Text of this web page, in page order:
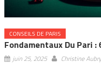
CONSEILS DE PARIS
Fondamentaux Du Pari
juin 25, 2025 Christine Aubry